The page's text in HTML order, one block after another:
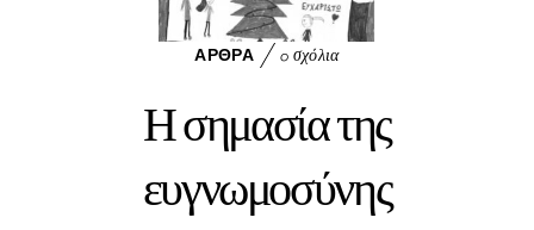
o
o
k
n
ΆΡΘΡΑ 0 σχόλια
Η σημασία της
ευγνωμοσύνης